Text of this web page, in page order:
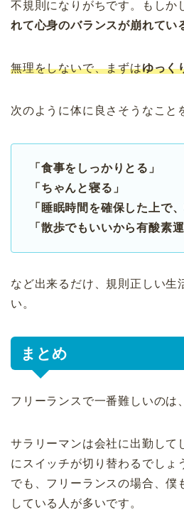
不規則になりがちです。もしか
れて心身のバランスが崩れてい
無理をしないで、まずはゆっく
次のように体に良さそうなこと
「食事をしっかりとる」
「ちゃんと寝る」
「睡眠時間を確保した上で
「散歩でもいいから有酸素運
など出来るだけ、規則正しい生
い。
まとめ
フリーランスで一番難しいのは
サラリーマンは会社に出勤して
にスイッチが切り替わるでしょ
でも、フリーランスの場合、僕
している人が多いです。